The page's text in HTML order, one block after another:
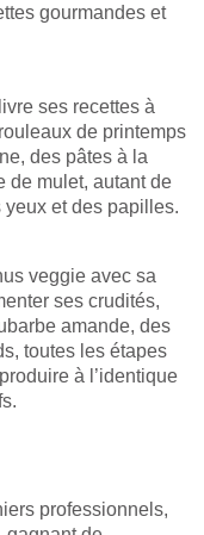
gourmandes et
ses recettes à
de printemps
des pâtes à la
de mulet, autant de
et des papilles.
veggie avec sa
ses crudités,
amande, des
toutes les étapes
à l’identique
professionnels,